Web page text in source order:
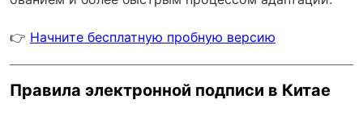
👉 Начните бесплатную пробную версию
Правила электронной подписи в Китае